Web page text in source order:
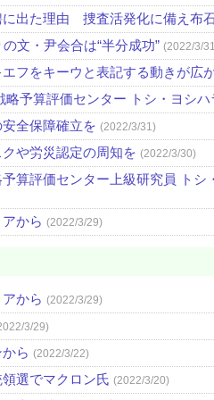
に出た理由 捜査活発化に備え布
文・尹会合は“半分成功” (2022/3/
フをキーウと表記する動きが広
予算評価センター トシ・ヨシハ
全保障確立を (2022/3/31)
や労災認定の周知を (2022/3/30)
算評価センター上級研究員 トシ
から (2022/3/29)
から (2022/3/29)
3/29)
ら (2022/3/22)
選でマクロン氏 (2022/3/20)